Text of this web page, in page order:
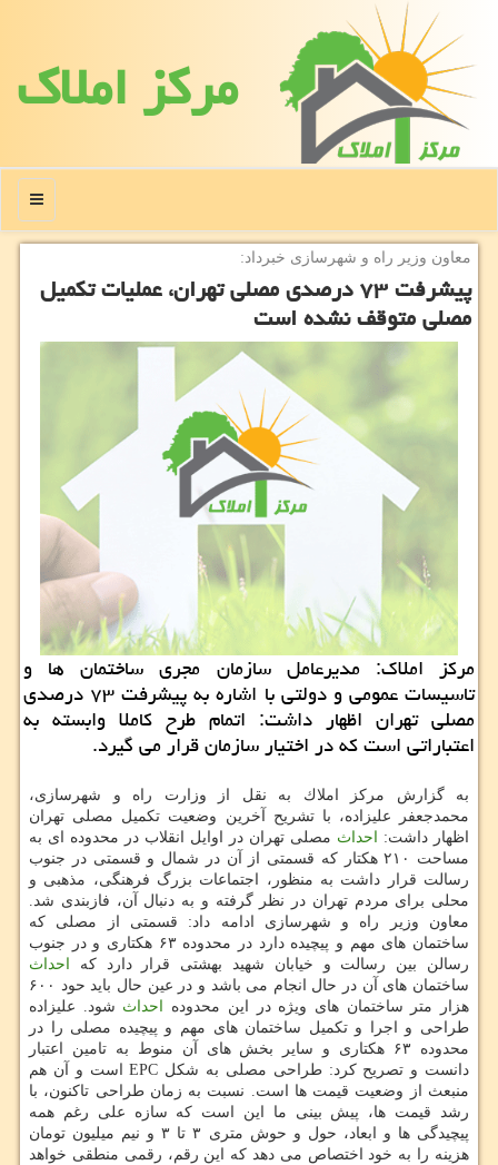
مركز املاك
منو
معاون وزیر راه و شهرسازی خبرداد:
پیشرفت ۷۳ درصدی مصلی تهران، عملیات تكمیل
مصلی متوقف نشده است
مركز املاك: مدیرعامل سازمان مجری ساختمان ها و
تاسیسات عمومی و دولتی با اشاره به پیشرفت ۷۳ درصدی
مصلی تهران اظهار داشت: اتمام طرح كاملا وابسته به
اعتباراتی است كه در اختیار سازمان قرار می گیرد.
به گزارش مركز املاك به نقل از وزارت راه و شهرسازی،
محمدجعفر علیزاده، با تشریح آخرین وضعیت تكمیل مصلی تهران
اظهار داشت:
احداث مصلی تهران در اوایل انقلاب در محدوده ای به
مساحت ۲۱۰ هكتار كه قسمتی از آن در شمال و قسمتی در جنوب
رسالت قرار داشت به منظور، اجتماعات بزرگ فرهنگی، مذهبی و
محلی برای مردم تهران در نظر گرفته و به دنبال آن، فازبندی شد.
معاون وزیر راه و شهرسازی ادامه داد: قسمتی از مصلی كه
ساختمان های مهم و پیچیده دارد در محدوده ۶۳ هكتاری و در جنوب
رسالن بین رسالت و خیابان شهید بهشتی قرار دارد كه
احداث
ساختمان های آن در حال انجام می باشد و در عین حال باید حود ۶۰۰
هزار متر ساختمان های ویژه در این محدوده
احداث شود. علیزاده
طراحی و اجرا و تكمیل ساختمان های مهم و پیچیده مصلی را در
محدوده ۶۳ هكتاری و سایر بخش های آن منوط به تامین اعتبار
دانست و تصریح كرد: طراحی مصلی به شكل EPC است و آن هم
منبعث از وضعیت قیمت ها است. نسبت به زمان طراحی تاكنون، با
رشد قیمت ها، پیش بینی ما این است كه سازه علی رغم همه
پیچیدگی ها و ابعاد، حول و حوش متری ۳ تا ۳ و نیم میلیون تومان
هزینه را به خود اختصاص می دهد كه این رقم، رقمی منطقی خواهد